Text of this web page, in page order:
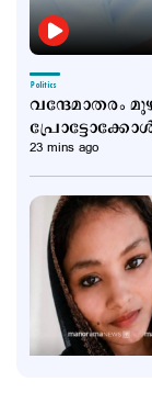
Politics
വന്ദേമാതരം
23 mins ago